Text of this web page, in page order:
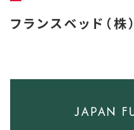
フランスベッド（